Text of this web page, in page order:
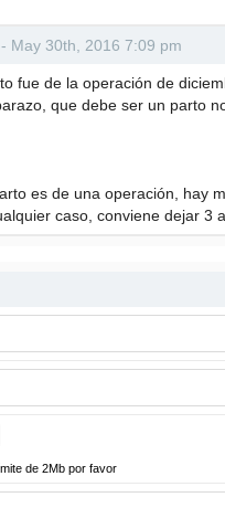
May 30th, 2016 7:09 pm
fue de la operación de
que debe ser un parto
es de una operación, hay
caso, conviene dejar 3
de 2Mb por favor